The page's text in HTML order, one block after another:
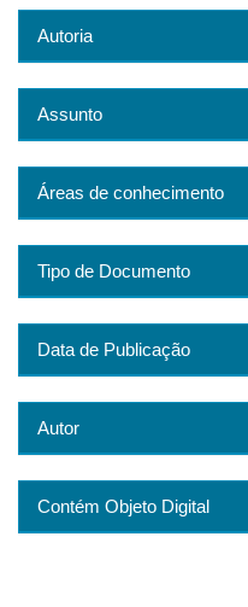
Autoria
Assunto
Áreas de conhecimento
Tipo de Documento
Data de Publicação
Autor
Contém Objeto Digital